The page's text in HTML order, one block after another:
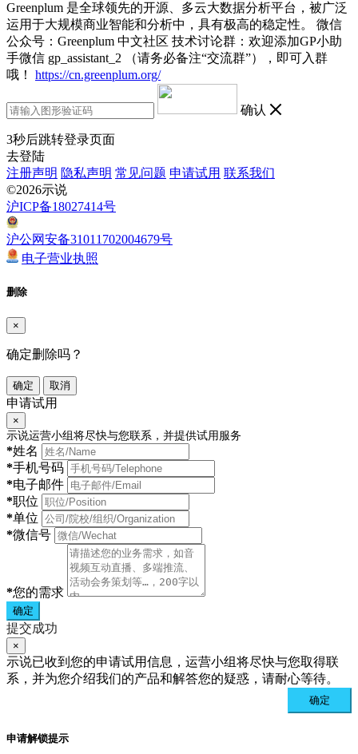
Greenplum 是全球领先的开源、多云大数据分析平台，被广泛
运用于大规模商业智能和分析中，具有极高的稳定性。 微信
公众号：Greenplum 中文社区 技术讨论群：欢迎添加GP小助
手微信 gp_assistant_2 （请务必备注“交流群”），即可入群
哦！
https://cn.greenplum.org/
确认
3秒后跳转登录页面
去登陆
注册声明 隐私声明 常见问题 申请试用 联系我们
©2026示说
沪ICP备18027414号
沪公网安备31011702004679号
电子营业执照
删除
×
确定删除吗？
确定 取消
申请试用
×
示说运营小组将尽快与您联系，并提供试用服务
*姓名
*手机号码
*电子邮件
*职位
*单位
*微信号
*您的需求
确定
提交成功
×
示说已收到您的申请试用信息，运营小组将尽快与您取得联
系，并为您介绍我们的产品和解答您的疑惑，请耐心等待。
确定
申请解锁提示